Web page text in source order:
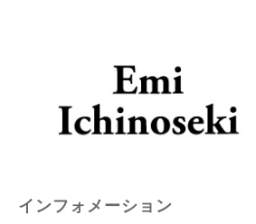
インフォメーション